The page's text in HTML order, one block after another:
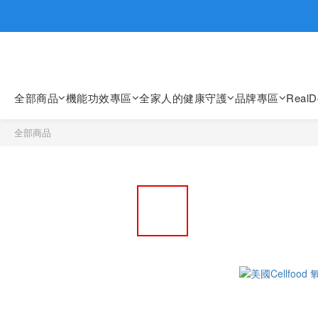
全部商品 機能功效專區 全家人的健康守護 品牌專區
全部商品